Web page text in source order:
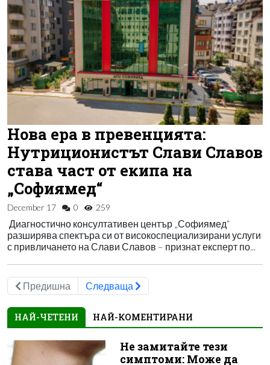
Нова ера в превенцията:
Нутриционистът Слави Славов
става част от екипа на
„Софиямед“
December 17 0 259
Диагностично консултативен център „Софиямед“
разширява спектъра си от високоспециализирани услуги
с привличането на Слави Славов – признат експерт по...
Предишна Следваща
НАЙ-ЧЕТЕНИ НАЙ-КОМЕНТИРАНИ
Не замитайте тези
симптоми: Може да